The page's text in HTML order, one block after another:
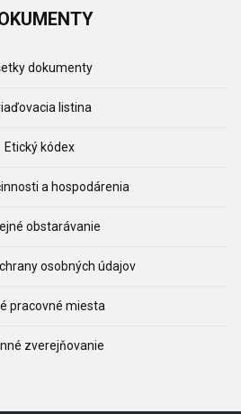
dokumenty
listina
Etický kódex
a hospodárenia
obstarávanie
osobných údajov
pracovné miesta
zverejňovanie